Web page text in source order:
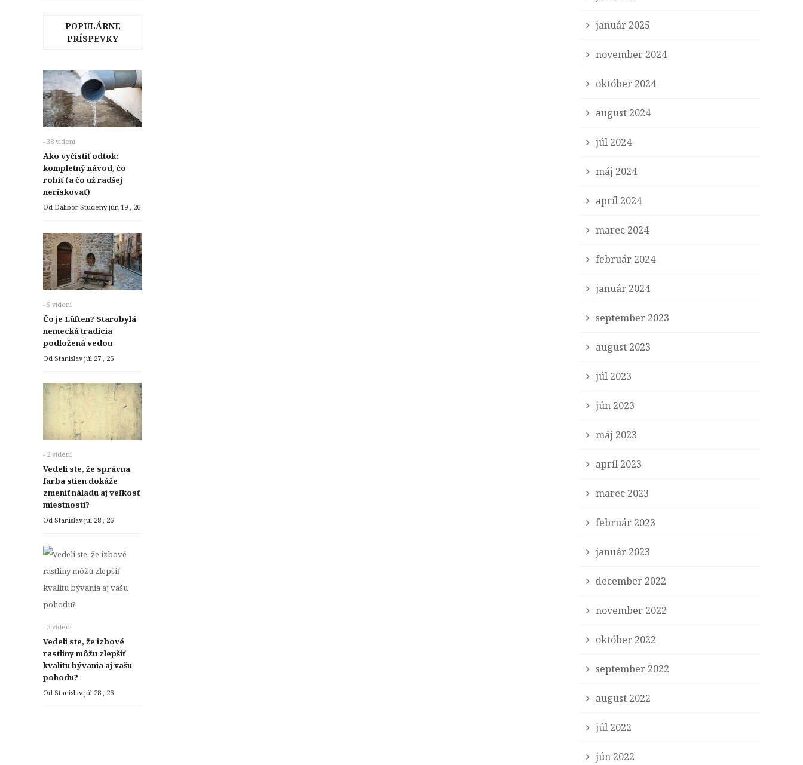
POPULÁRNE
PRÍSPEVKY
- 38 videní
Ako vyčistiť odtok:
kompletný návod, čo
robiť (a čo už radšej
neriskovať)
Od Dalibor Studený jún 19 , 26
- 5 videní
Čo je Lüften? Starobylá
nemecká tradícia
podložená vedou
Od Stanislavjúl 27 , 26
- 2 videní
Vedeli ste, že správna
farba stien dokáže
zmeniť náladu aj veľkosť
miestnosti?
Od Stanislavjúl 28 , 26
- 2 videní
Vedeli ste, že izbové
rastliny môžu zlepšiť
kvalitu bývania aj vašu
pohodu?
Od Stanislavjúl 28 , 26
január 2025
november 2024
október 2024
august 2024
júl 2024
máj 2024
apríl 2024
marec 2024
február 2024
január 2024
september 2023
august 2023
júl 2023
jún 2023
máj 2023
apríl 2023
marec 2023
február 2023
január 2023
december 2022
november 2022
október 2022
september 2022
august 2022
júl 2022
jún 2022